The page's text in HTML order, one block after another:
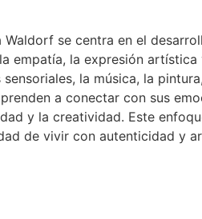
Waldorf se centra en el
empatía, la expresión
la música, la
a conectar con sus
y la creatividad. Este
de vivir con autenticidad y